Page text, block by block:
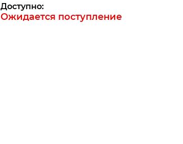
Доступно:
Ожидается поступление